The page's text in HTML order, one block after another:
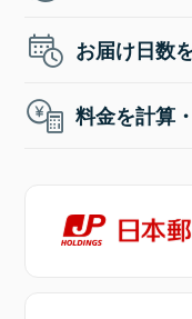
お届け日数
料金を計算